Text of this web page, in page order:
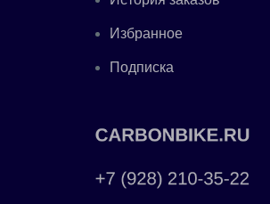
Избранное
Подписка